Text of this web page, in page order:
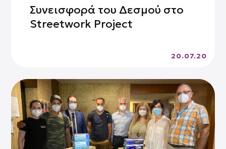
Συνεισφορά του Δεσμού στο
Streetwork Project
20.07.20